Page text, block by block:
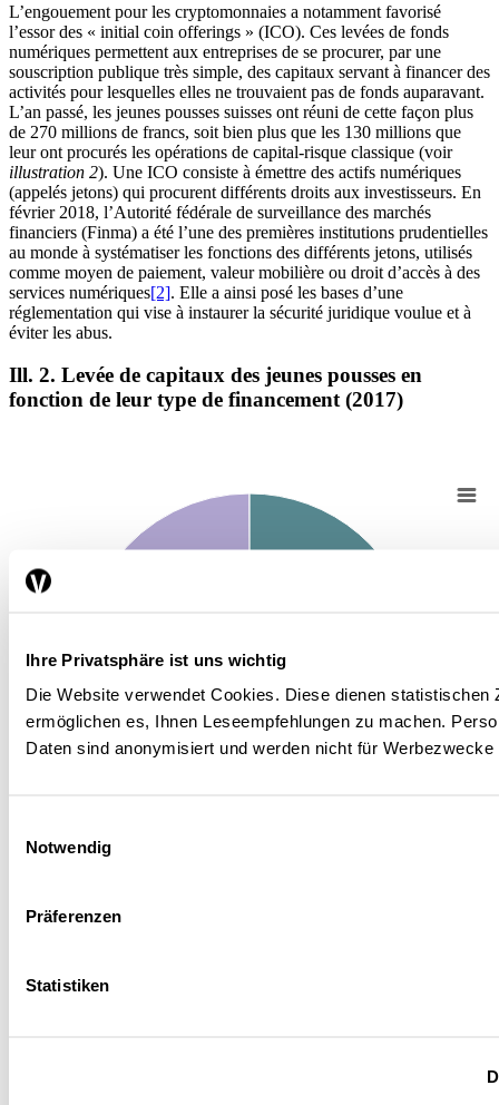
Ihre Privatsphäre ist uns wichtig
Die Website verwendet Cookies. Diese dienen statistischen
ermöglichen es, Ihnen Leseempfehlungen zu machen.
Daten sind anonymisiert und werden nicht für Werbezwecke
Notwendig
Präferenzen
Statistiken
L’engouement pour les cryptomonnaies a notamment favorisé
l’essor des « initial coin offerings » (ICO). Ces levées de fonds
numériques permettent aux entreprises de se procurer, par une
souscription publique très simple, des capitaux servant à financer des
activités pour lesquelles elles ne trouvaient pas de fonds auparavant.
L’an passé, les jeunes pousses suisses ont réuni de cette façon plus
de 270 millions de francs, soit bien plus que les 130 millions que
leur ont procurés les opérations de capital-risque classique (voir
illustration 2). Une ICO consiste à émettre des actifs numériques
(appelés jetons) qui procurent différents droits aux investisseurs. En
février 2018, l’Autorité fédérale de surveillance des marchés
financiers (Finma) a été l’une des premières institutions prudentielles
au monde à systématiser les fonctions des différents jetons, utilisés
comme moyen de paiement, valeur mobilière ou droit d’accès à des
services numériques[2]. Elle a ainsi posé les bases d’une
réglementation qui vise à instaurer la sécurité juridique voulue et à
éviter les abus.
Ill. 2. Levée de capitaux des jeunes pousses en
fonction de leur type de financement (2017)
démarrage d’un montant réduit constitués par les fonds propres de